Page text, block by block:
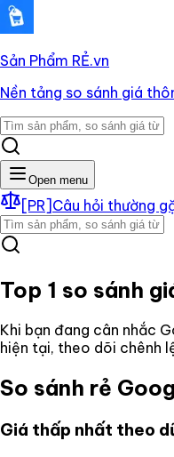
Sản Phẩm RẺ.vn
Nền tảng so sánh giá
Open menu
[PR] Câu hỏi thường
Top 1 so sánh
Khi bạn đang cân nhắc
hiện tại, theo dõi chênh
So sánh rẻ
Giá thấp nhất theo